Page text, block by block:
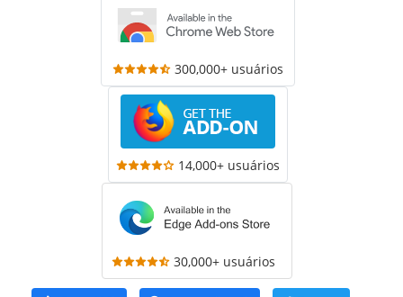
300,000+ usuários
14,000+ usuários
30,000+ usuários